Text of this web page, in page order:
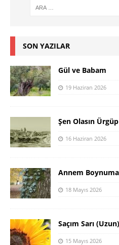
SON YAZILAR
Gül ve Babam
19 Haziran 2026
Şen Olasın
16 Haziran 2026
Annem Boynuma
18 Mayıs 2026
Saçım Sarı
15 Mayıs 2026